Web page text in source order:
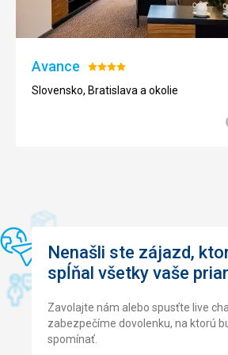
Služby
Maximální spokojenost
Táto recenzia bola preložená
Avance Hodnotenie:
4/5
Slovensko, Bratislava a okolie
Nenašli ste zájazd,
spĺňal všetky vaše
Zavolajte nám alebo spusťte live
zabezpečíme dovolenku, na ktorú
spomínať.